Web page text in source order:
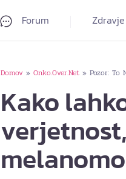
Forum Zdravje
Domov » Onko.Over.Net » Pozor: To
Kako